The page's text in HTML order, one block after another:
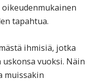
oikeudenmukainen
tapahtua.
ihmisiä, jotka
vuoksi. Näin
muissakin